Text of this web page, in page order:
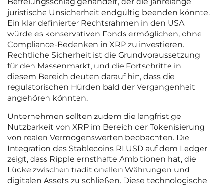
Befreiungsschlag gehandelt, der die jahrelange
juristische Unsicherheit endgültig beenden könnte.
Ein klar definierter Rechtsrahmen in den USA
würde es konservativen Fonds ermöglichen, ohne
Compliance-Bedenken in XRP zu investieren.
Rechtliche Sicherheit ist die Grundvoraussetzung
für den Massenmarkt, und die Fortschritte in
diesem Bereich deuten darauf hin, dass die
regulatorischen Hürden bald der Vergangenheit
angehören könnten.
Unternehmen sollten zudem die langfristige
Nutzbarkeit von XRP im Bereich der Tokenisierung
von realen Vermögenswerten beobachten. Die
Integration des Stablecoins RLUSD auf dem Ledger
zeigt, dass Ripple ernsthafte Ambitionen hat, die
Lücke zwischen traditionellen Währungen und
digitalen Assets zu schließen. Diese technologische